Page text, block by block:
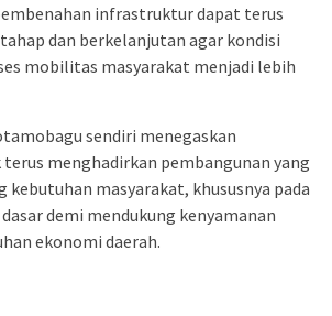
infrastruktur dapat terus
dan berkelanjutan agar kondisi
mobilitas masyarakat menjadi lebih
sendiri menegaskan
menghadirkan pembangunan yang
kebutuhan masyarakat, khususnya pada
demi mendukung kenyamanan
ekonomi daerah.